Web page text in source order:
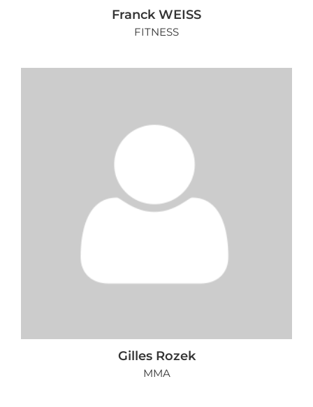
Franck WEISS
FITNESS
Gilles Rozek
MMA